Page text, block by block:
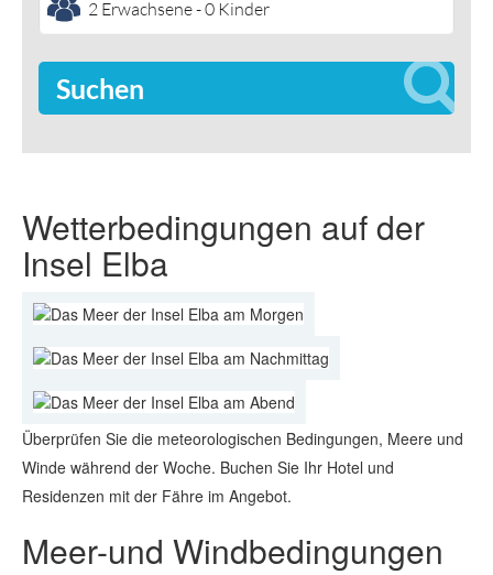
Suchen
Wetterbedingungen auf der
Insel Elba
Überprüfen Sie die meteorologischen Bedingungen, Meere und
Winde während der Woche. Buchen Sie Ihr Hotel und
Residenzen mit der Fähre im Angebot.
Meer-und Windbedingungen